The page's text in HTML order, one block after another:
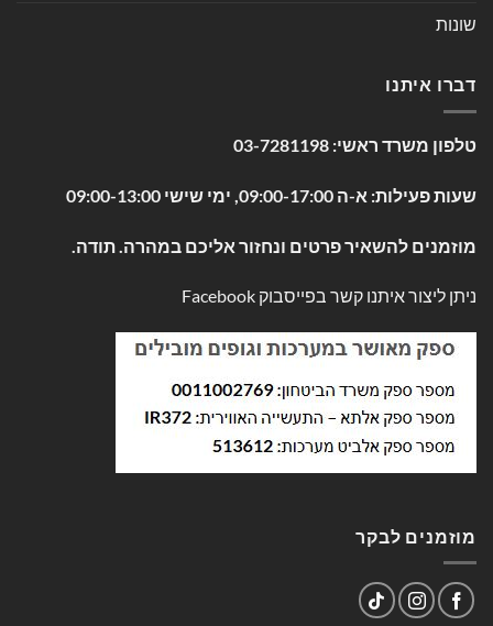
שונות
דברו איתנו
טלפון משרד ראשי: 03-7281198
שעות פעילות: א-ה 09:00-17:00, ימי שישי 09:00-13:00
מוזמנים להשאיר פרטים ונחזור אליכם במהרה. תודה.
ניתן ליצור איתנו קשר בפייסבוק Facebook
מוזמנים לבקר